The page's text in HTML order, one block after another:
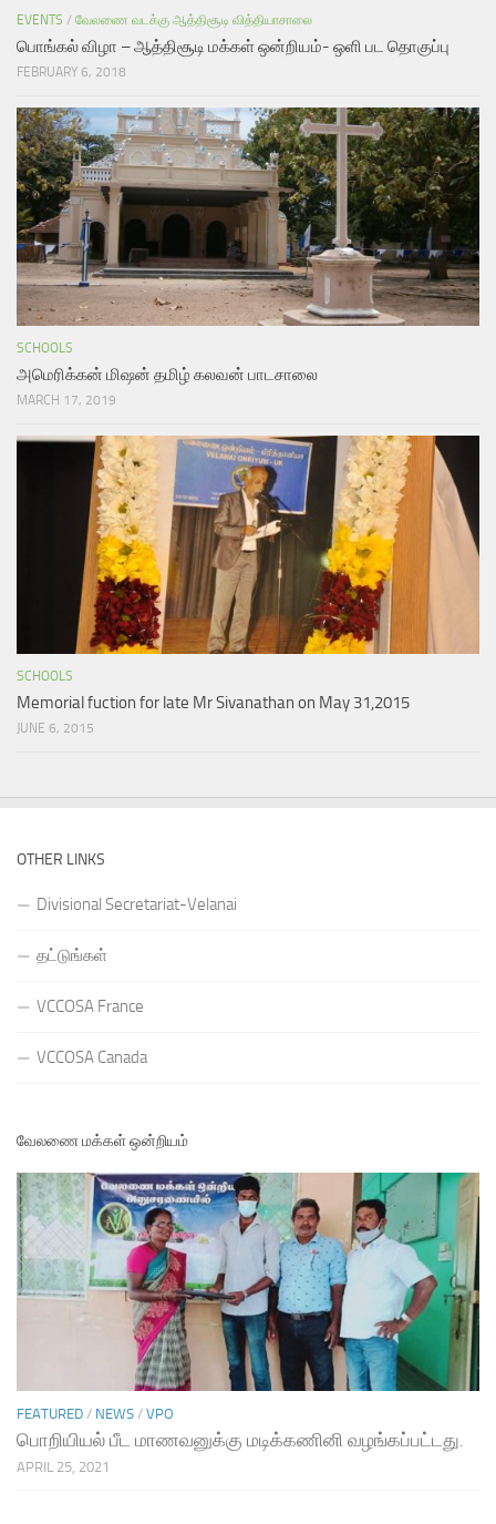
EVENTS / வேலணை வடக்கு ஆத்திசூடி வித்தியாசாலை
பொங்கல் விழா – ஆத்திசூடி மக்கள் ஒன்றியம்- ஒளி பட தொகுப்பு
FEBRUARY 6, 2018
SCHOOLS
அமெரிக்கன் மிஷன் தமிழ் கலவன் பாடசாலை
MARCH 17, 2019
SCHOOLS
Memorial fuction for late Mr Sivanathan on May 31,2015
JUNE 6, 2015
OTHER LINKS
Divisional Secretariat-Velanai
தட்டுங்கள்
VCCOSA France
VCCOSA Canada
வேலணை மக்கள் ஒன்றியம்
FEATURED / NEWS / VPO
பொறியியல் பீட மாணவனுக்கு மடிக்கணினி வழங்கப்பட்டது.
APRIL 25, 2021